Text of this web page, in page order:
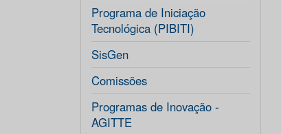
Programa de Iniciação
Tecnológica (PIBITI)
SisGen
Comissões
Programas de Inovação -
AGITTE